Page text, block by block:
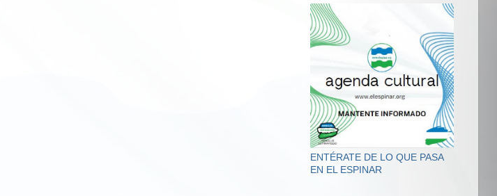
ENTÉRATE DE LO QUE PASA
EN EL ESPINAR